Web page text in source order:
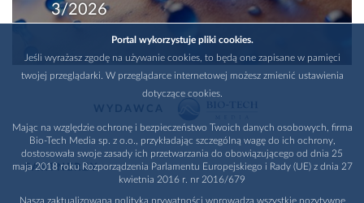
3/2026
PARTNERZY
Portal wykorzystuje pliki cookies.
Jeśli wyrażasz zgodę na używanie cookies, to będą one zapisane w pamięci
twojej przeglądarki. W przeglądarce internetowej możesz zmienić ustawienia
dotyczące cookies.
Mając na względzie ochronę i bezpieczeństwo Twoich danych osobowych, firma
Bio-Tech Media sp. z o.o., przykładając szczególną wagę do ich ochrony,
dostosowała swoje zasady ich przetwarzania do obowiązującego od dnia 25
maja 2018 roku Rozporządzenia Parlamentu Europejskiego i Rady (UE) z dnia 27
kwietnia 2016 r. nr 2016/679
Nasza zaktualizowana polityka prywatności wprowadza wszystkie pozytywne